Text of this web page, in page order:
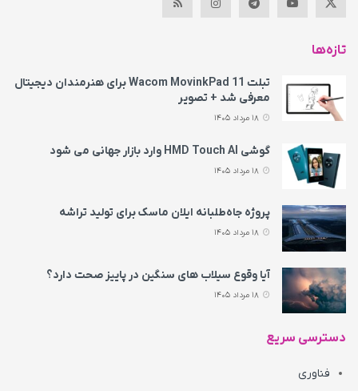
تازه‌ها
تبلت Wacom MovinkPad 11 برای هنرمندان دیجیتال
معرفی شد + تصویر
گوشی HMD Touch AI وارد بازار جهانی می‌ شود
پروژه جاه‌طلبانه ایلان ماسک برای تولید تراشه
آیا وقوع سیلاب های سنگین در پاییز صحت دارد؟
دسترسی سریع
فناوری